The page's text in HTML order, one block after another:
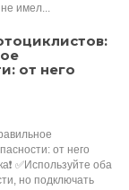
имел...
от него
от него
✅Используйте оба
но подключать